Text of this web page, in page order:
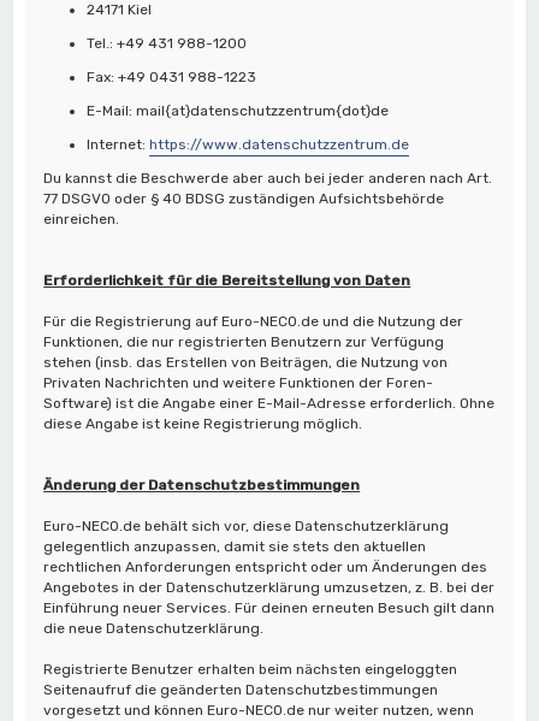
24171 Kiel
Tel.: +49 431 988-1200
Fax: +49 0431 988-1223
E-Mail: mail{at}datenschutzzentrum{dot}de
Internet:https://www.datenschutzzentrum.de
Du kannst die Beschwerde aber auch bei jeder anderen nach Art.
77 DSGVO oder § 40 BDSG zuständigen Aufsichtsbehörde
einreichen.
Erforderlichkeit für die Bereitstellung von Daten
Für die Registrierung auf Euro-NECO.de und die Nutzung der
Funktionen, die nur registrierten Benutzern zur Verfügung
stehen (insb. das Erstellen von Beiträgen, die Nutzung von
Privaten Nachrichten und weitere Funktionen der Foren-
Software) ist die Angabe einer E-Mail-Adresse erforderlich. Ohne
diese Angabe ist keine Registrierung möglich.
Änderung der Datenschutzbestimmungen
Euro-NECO.de behält sich vor, diese Datenschutzerklärung
gelegentlich anzupassen, damit sie stets den aktuellen
rechtlichen Anforderungen entspricht oder um Änderungen des
Angebotes in der Datenschutzerklärung umzusetzen, z. B. bei der
Einführung neuer Services. Für deinen erneuten Besuch gilt dann
die neue Datenschutzerklärung.
Registrierte Benutzer erhalten beim nächsten eingeloggten
Seitenaufruf die geänderten Datenschutzbestimmungen
vorgesetzt und können Euro-NECO.de nur weiter nutzen, wenn